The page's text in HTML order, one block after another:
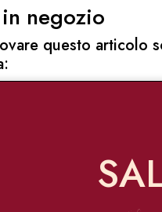
negozio
questo articolo
136 67051 Avezzano